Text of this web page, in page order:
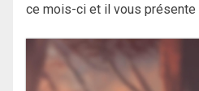
ce mois-ci et il vous présente